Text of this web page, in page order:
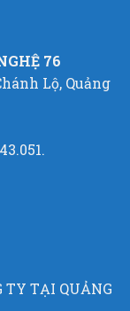
76
Lộ, Quảng
TY TẠI QUẢNG